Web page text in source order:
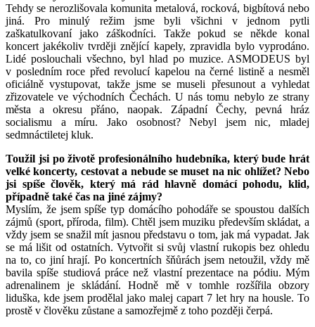
Tehdy se nerozlišovala komunita metalová, rocková, bigbítová nebo
jiná. Pro minulý režim jsme byli všichni v jednom pytli
zaškatulkovaní jako záškodníci. Takže pokud se někde konal
koncert jakékoliv tvrději znějící kapely, zpravidla bylo vyprodáno.
Lidé poslouchali všechno, byl hlad po muzice. ASMODEUS byl
v posledním roce před revolucí kapelou na černé listině a nesměl
oficiálně vystupovat, takže jsme se museli přesunout a vyhledat
zřizovatele ve východních Čechách. U nás tomu nebylo ze strany
města a okresu přáno, naopak. Západní Čechy, pevná hráz
socialismu a míru. Jako osobnost? Nebyl jsem nic, mladej
sedmnáctiletej kluk.
Toužil jsi po životě profesionálního hudebníka, který bude hrát
velké koncerty, cestovat a nebude se muset na nic ohlížet? Nebo
jsi spíše člověk, který má rád hlavně domácí pohodu, klid,
případně také čas na jiné zájmy?
Myslím, že jsem spíše typ domácího pohodáře se spoustou dalších
zájmů (sport, příroda, film). Chtěl jsem muziku především skládat, a
vždy jsem se snažil mít jasnou představu o tom, jak má vypadat. Jak
se má lišit od ostatních. Vytvořit si svůj vlastní rukopis bez ohledu
na to, co jiní hrají. Po koncertních šňůrách jsem netoužil, vždy mě
bavila spíše studiová práce než vlastní prezentace na pódiu. Mým
adrenalinem je skládání. Hodně mě v tomhle rozšířila obzory
liduška, kde jsem prodělal jako malej capart 7 let hry na housle. To
prostě v člověku zůstane a samozřejmě z toho později čerpá.